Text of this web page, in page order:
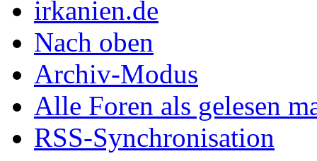
irkanien.de
Nach oben
Archiv-Modus
Alle Foren als gelesen
RSS-Synchronisation